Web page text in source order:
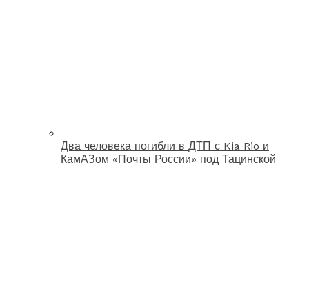
Два человека погибли в ДТП с Kia Rio и
КамАЗом «Почты России» под Тацинской